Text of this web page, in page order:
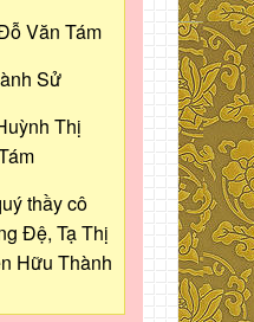
Văn Tám
Sử
Thị
thầy cô
Đệ, Tạ Thị
Hữu Thành